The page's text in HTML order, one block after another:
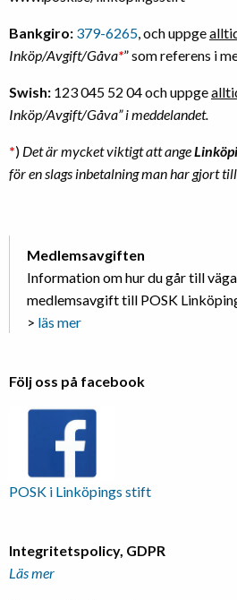
Bankgiro: 379-6265, och uppge
Inköp/Avgift/Gåva*” som referens i
Swish: 123 045 52 04 och uppge
Inköp/Avgift/Gåva” i meddelandet.
*) Det är mycket viktigt att ange
för en slags inbetalning man har gjort till
Medlemsavgiften
Information om hur du går till
medlemsavgift till POSK
> läs mer
Följ oss på facebook
POSK i Linköpings stift
Integritetspolicy, GDPR
Läs mer